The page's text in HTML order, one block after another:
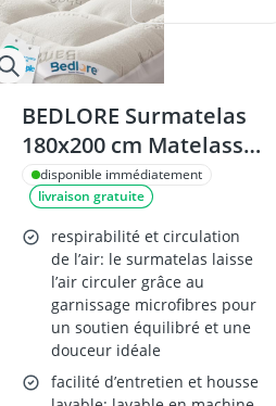
BEDLORE Surmatelas
180x200 cm Matelassé
en Viscose de Bambou
Respirant, Grand
Bonnet Extensible
jusqu’à 40 cm, Certifié
Oeko-Tex, Blanc
disponible immédiatement
livraison gratuite
respirabilité et circulation
de l’air: le surmatelas laisse
l’air circuler grâce au
garnissage microfibres pour
un soutien équilibré et une
douceur idéale
facilité d’entretien et housse